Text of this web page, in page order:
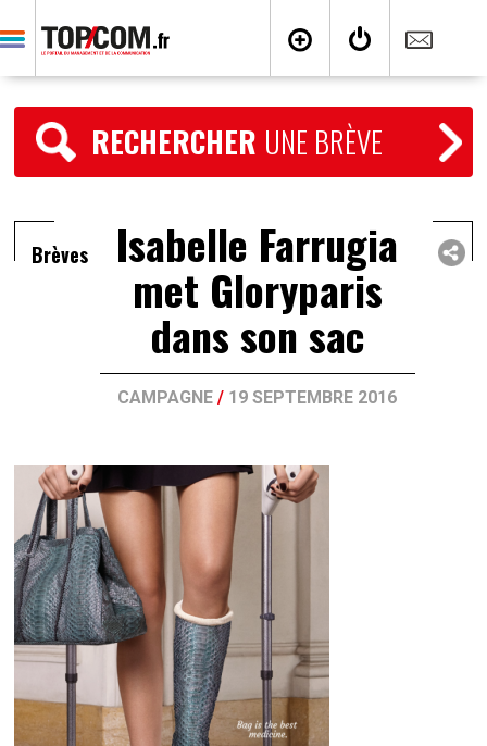
RECHERCHER UNE BRÈVE
Brèves Isabelle Farrugia
met Gloryparis
dans son sac
CAMPAGNE / 19 SEPTEMBRE 2016